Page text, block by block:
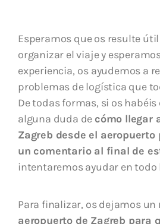
Esperamos que os resulte útil
organizar el viaje y
experiencia, os ayudemos a
problemas de logística que
De todas formas, si os
alguna duda de cómo llegar
Zagreb desde el
un comentario al final de
intentaremos ayudar en todo
Para finalizar, os dejamos un
aeropuerto de Zagreb para